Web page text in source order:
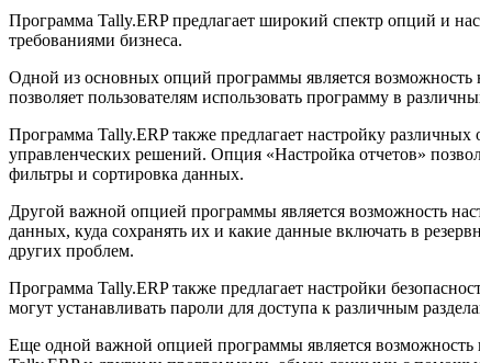
Программа Tally.ERP предлагает широкий спектр опций и
требованиями бизнеса.
Одной из основных опций программы является возможность
позволяет пользователям использовать программу в
Программа Tally.ERP также предлагает настройку
управленческих решений. Опция «Настройка отчетов»
фильтры и сортировка данных.
Другой важной опцией программы является возможность
данных, куда сохранять их и какие данные включать в
других проблем.
Программа Tally.ERP также предлагает настройки
могут устанавливать пароли для доступа к различным
Еще одной важной опцией программы является возможность